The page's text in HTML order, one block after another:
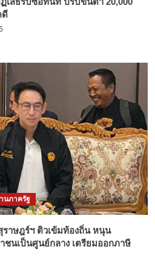
ดี
นภาครัฐ
ราษฎร์ฯ ติวเข้มท้องถิ่น หนุน
ชนเป็นศูนย์กลาง เตรียมออกภาษี